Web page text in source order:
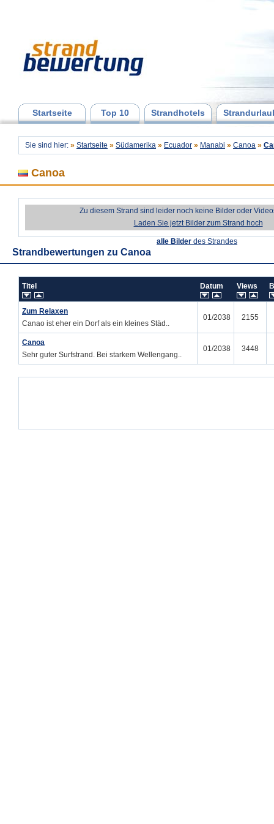
Startseite Top 10 Strandhotels
Sie sind hier: » Startseite » Südamerika » Ecuador » Manabi » Canoa »
Canoa
Zu diesem Strand sind leider noch keine Bilder oder
Laden Sie jetzt Bilder zum Strand hoch
alle Bilder des Strandes
Strandbewertungen zu Canoa
Titel Datum Views
Zum Relaxen
Canao ist eher ein Dorf als ein kleines Städ..
01/2038 2155
Canoa
Sehr guter Surfstrand. Bei starkem Wellengang..
01/2038 3448